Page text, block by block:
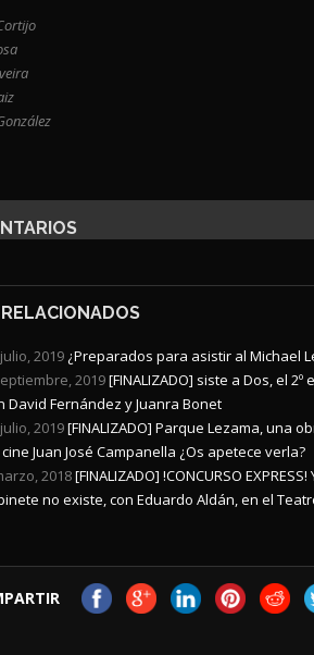
2019 ¿Preparados para asistir al Michael
2019[FINALIZADO] siste a Dos, el
David Fernández y Juanra Bonet
2019[FINALIZADO] Parque Lezama, una
Juan José Campanella ¿Os apetece verla?
2018[FINALIZADO] !CONCURSO
no existe, con Eduardo Aldán, en el